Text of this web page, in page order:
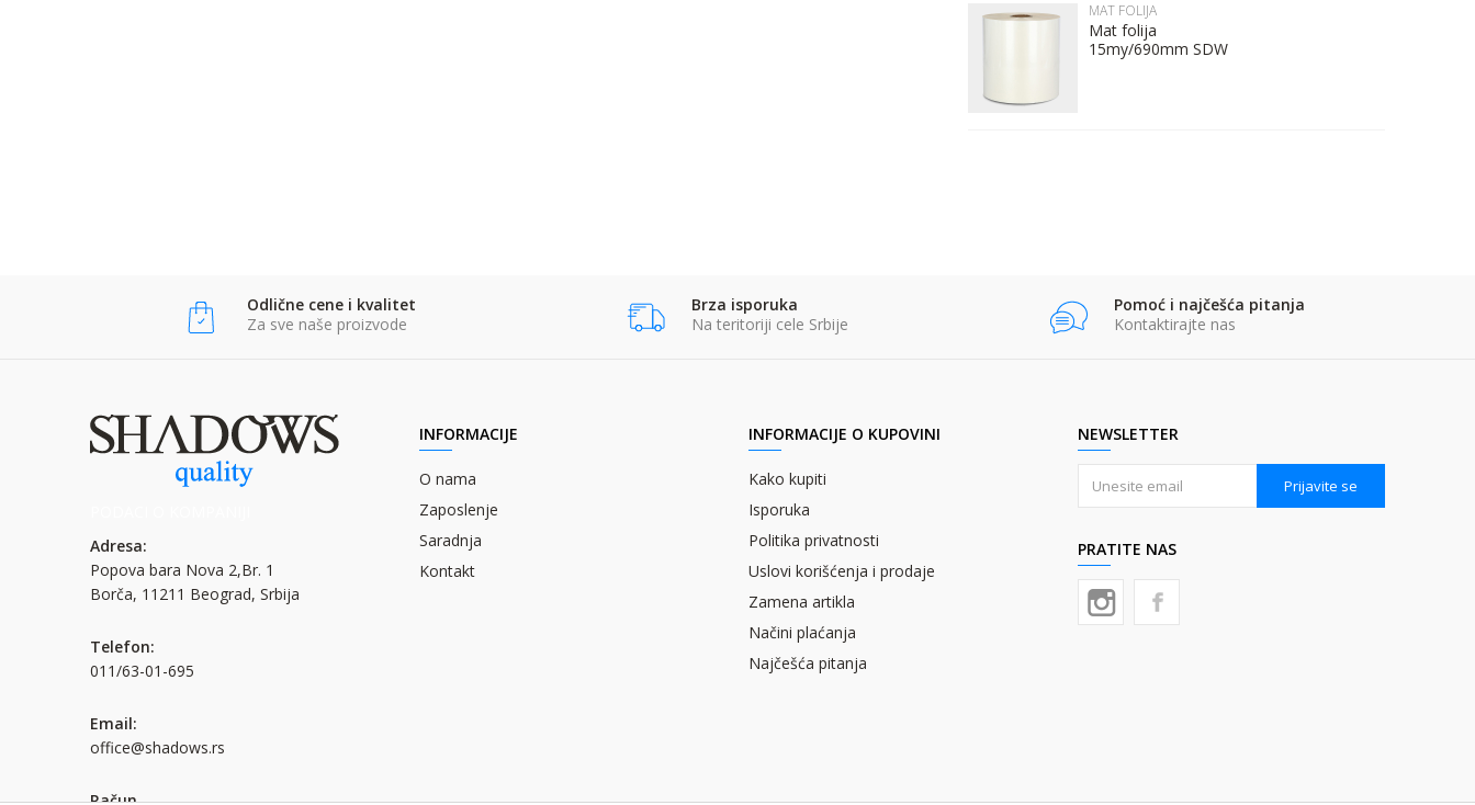
MAT FOLIJA
Mat folija
15my/690mm SDW
Odlične cene i kvalitet
Za sve naše proizvode
Brza isporuka
Na teritoriji cele Srbije
Pomoć i najčešća pitanja
Kontaktirajte nas
Adresa:
Popova bara Nova 2,Br. 1
Borča, 11211 Beograd, Srbija
Telefon:
011/63-01-695
Email:
office@shadows.rs
Račun
INFORMACIJE
O nama
Zaposlenje
Saradnja
Kontakt
INFORMACIJE O KUPOVINI
Kako kupiti
Isporuka
Politika privatnosti
Uslovi korišćenja i prodaje
Zamena artikla
Načini plaćanja
Najčešća pitanja
NEWSLETTER
Prijavite se
PRATITE NAS